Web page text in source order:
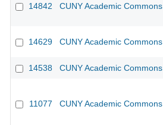
14842 CUNY Academic Commons
14629 CUNY Academic Commons
14538 CUNY Academic Commons
11077 CUNY Academic Commons